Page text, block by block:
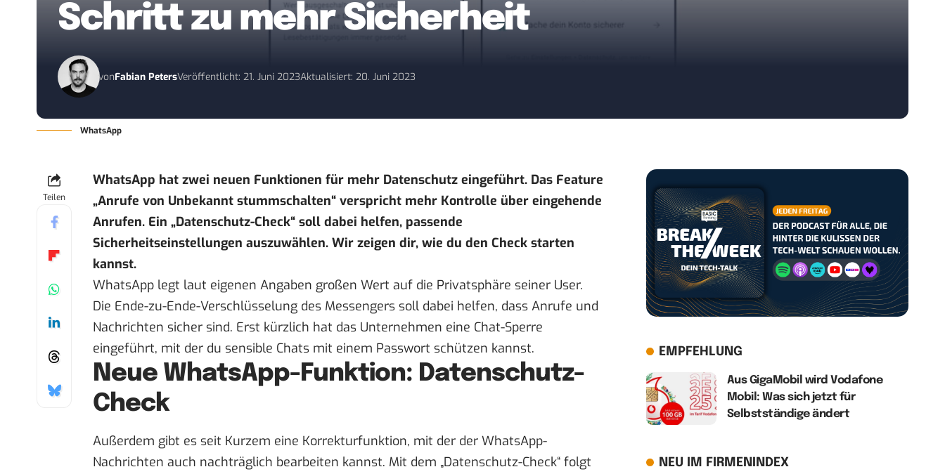
Schritt zu mehr Sicherheit
vonFabian PetersVeröffentlicht: 21. Juni 2023Aktualisiert: 20. Juni 2023
WhatsApp
Teilen
WhatsApp hat zwei neuen Funktionen für mehr Datenschutz eingeführt. Das Feature
„Anrufe von Unbekannt stummschalten“ verspricht mehr Kontrolle über eingehende
Anrufen. Ein „Datenschutz-Check“ soll dabei helfen, passende
Sicherheitseinstellungen auszuwählen. Wir zeigen dir, wie du den Check starten
kannst.
WhatsApp legt laut eigenen Angaben großen Wert auf die Privatsphäre seiner User.
Die Ende-zu-Ende-Verschlüsselung des Messengers soll dabei helfen, dass Anrufe und
Nachrichten sicher sind. Erst kürzlich hat das Unternehmen eine Chat-Sperre
eingeführt, mit der du sensible Chats mit einem Passwort schützen kannst.
Neue WhatsApp-Funktion: Datenschutz-
Check
Außerdem gibt es seit Kurzem eine Korrekturfunktion, mit der der WhatsApp-
Nachrichten auch nachträglich bearbeiten kannst. Mit dem „Datenschutz-Check“ folgt
EMPFEHLUNG
Aus GigaMobil wird Vodafone
Mobil: Was sich jetzt für
Selbstständige ändert
NEU IM FIRMENINDEX